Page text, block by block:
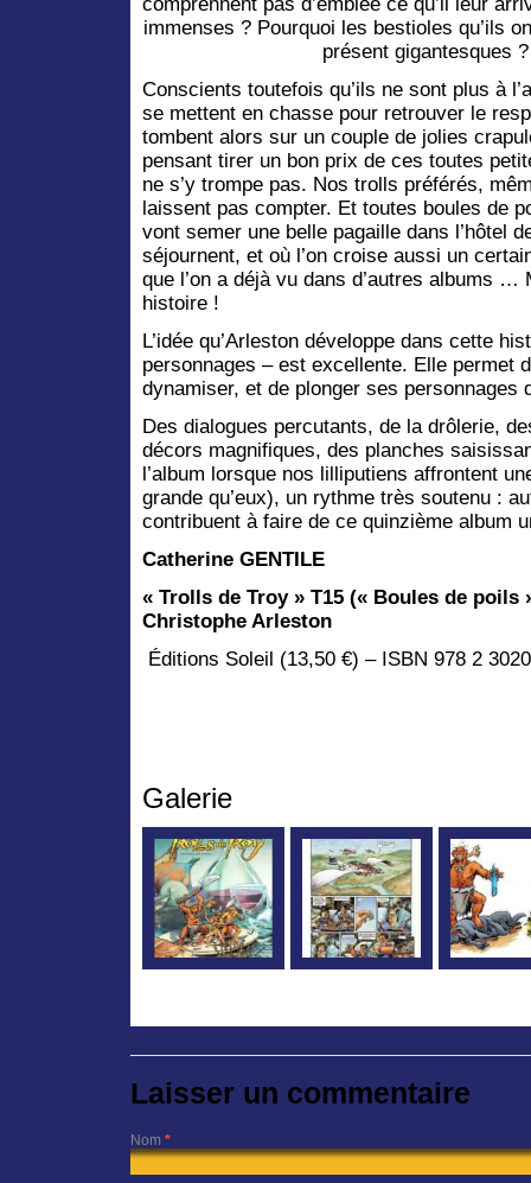
immenses ? Pourquoi les bestioles qu’ils
présent gigantesques
Conscients toutefois qu’ils ne sont plus à
se mettent en chasse pour retrouver le
tombent alors sur un couple de jolies
pensant tirer un bon prix de ces toutes
ne s’y trompe pas. Nos trolls préférés,
laissent pas compter. Et toutes boules de
vont semer une belle pagaille dans l’hôtel
séjournent, et où l’on croise aussi un
que l’on a déjà vu dans d’autres albums
histoire !
L’idée qu’Arleston développe dans cette
personnages – est excellente. Elle permet
dynamiser, et de plonger ses personnages
Des dialogues percutants, de la drôlerie,
décors magnifiques, des planches
l’album lorsque nos lilliputiens affrontent
grande qu’eux), un rythme très soutenu :
contribuent à faire de ce quinzième album
Catherine GENTILE
« Trolls de Troy » T15 (« Boules de
Christophe Arleston
Éditions Soleil (13,50 €) – ISBN 978 2
Galerie
Laisser un commentaire
Nom *